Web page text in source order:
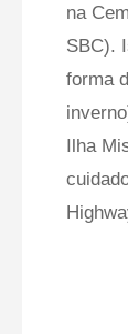
na
SBC).
forma
Ilha